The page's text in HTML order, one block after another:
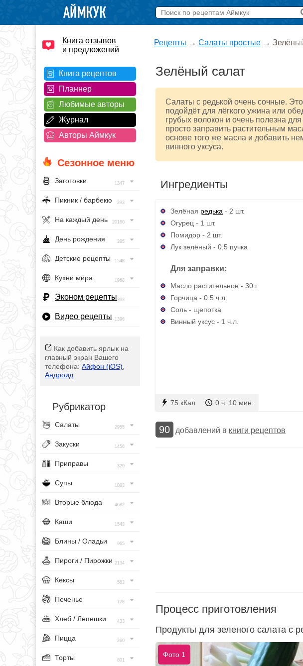
Книга отзывов
и предложений
Книга рецептов
Планнер
Любимые авторы
Журнал
Авторы Аймкук
Сезонное меню
Заготовки 1347
Пикник / барбекю 293
На каждый день 20160
День рождения 385
Детские рецепты 1548
Кухни мира 1968
Эконом рецепты393
Видео рецепты 1396
Как добавить ярлык на
главный экран Вашего
телефона: Айфон (iOS)
Андроид
Рубрикатор
Салаты 2955
Закуски 1456
Приправы 320
Супы 1083
Вторые блюда 4682
Каши 1543
Блины / Оладьи 965
Пироги / Пирожки 2134
Кексы 563
Печенье 728
Хлеб / Лепешки 433
Пицца 260
Торты 801
Рецепты → Салаты простые →
Зелёный салат
Салаты с редькой очень сочные.
подойдёт для лёгкого ужина или
грубых волокон и очень полезна
просто заправить растительным
основе того же масла и добавить
винного уксуса.
Ингредиенты
Зелёная редька - 2 шт.
Огурец - 1 шт.
Помидор - 2 шт.
Лук зелёный - 0,5 пучка
Для заправки:
Масло растительное - 30 г
Горчица - 0.5 ч.л.
Соль - щепотка
Винный уксус - 1 ч.л.
75 кКал 0 ч. 10 мин.
90 добавлений в книги рецептов
Процесс приготовления
Продукты для зеленого салата с
Фото 1